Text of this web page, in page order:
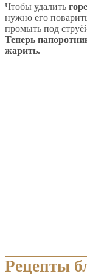
Чтобы удалить
нужно его
промыть под
Теперь
жарить.
Рецепты